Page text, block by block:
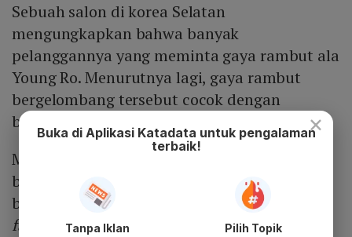
Sebuah salon di korea Selatan
mengungkapkan bahwa banyak
pelanggannya yang meminta gaya rambut ala
Young Ro. Menurutnya lagi, gaya rambut
bergelombang tersebut cocok dengan
berbagai macam wajah.
Model rambut Jisoo Blackpink tersebut
berhasil menampilkan citra anggun dan
berkelas. Ia memadu padankan dengan
fashion tahun 80-an.
×
Buka di Aplikasi Katadata untuk pengalaman
terbaik!
Tanpa Iklan Pilih Topik